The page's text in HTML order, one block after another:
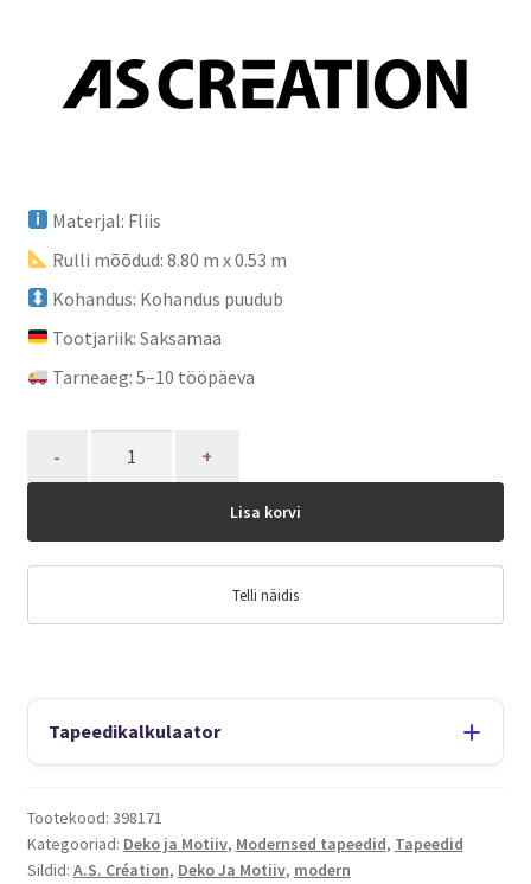
Materjal: Fliis
Rulli mõõdud: 8.80 m x 0.53 m
Kohandus: Kohandus puudub
Tootjariik: Saksamaa
Tarneaeg: 5–10 tööpäeva
Lisa korvi
Telli näidis
Tapeedikalkulaator
Tootekood: 398171
Kategooriad: Deko ja Motiiv, Modernsed tapeedid, Tapeedid
Sildid: A.S. Création, Deko Ja Motiiv, modern